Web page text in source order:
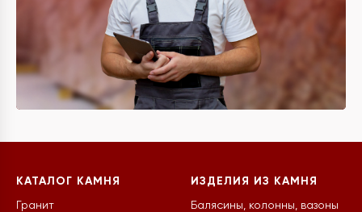
КАТАЛОГ КАМНЯ
Гранит
ИЗДЕЛИЯ ИЗ КАМНЯ
Балясины, колонны, вазоны